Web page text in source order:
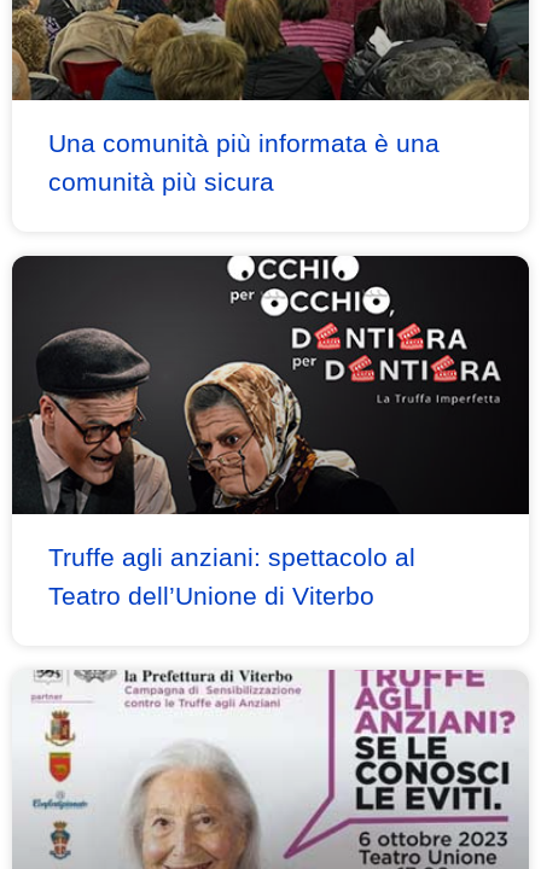
Una comunità più informata è una
comunità più sicura
Truffe agli anziani: spettacolo al
Teatro dell’Unione di Viterbo